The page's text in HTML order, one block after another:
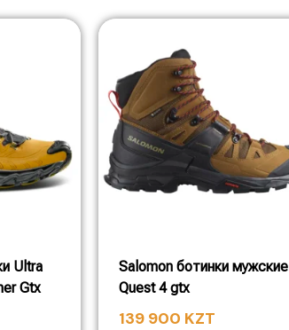
Ultra
Gtx
Salomon ботинки мужские
Quest 4 gtx
139 900 KZT